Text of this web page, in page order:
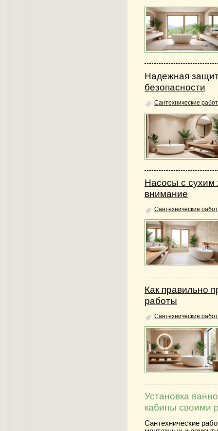
Надежная
безопасности
Сантехнические
Насосы с сухим
внимание
Сантехнические
Как правильно
работы
Сантехнические
Установка
кабины своими
Сантехнические